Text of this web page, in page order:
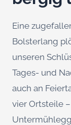
Eine
Bolsterlang
unseren
Tages- und
auch an
vier Ortsteile